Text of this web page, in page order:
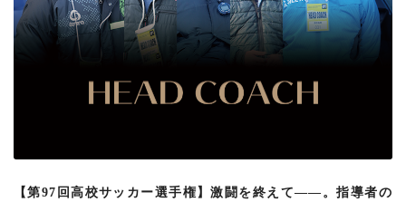
【第97回高校サッカー選手権】激闘を終えて――。指導者の